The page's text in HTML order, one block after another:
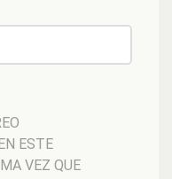
ESTE
VEZ QUE